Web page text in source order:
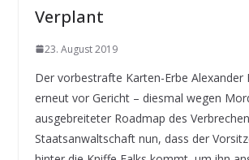
Verplant
23. August 2019
Der vorbestrafte Karten-Erbe Alexander
erneut vor Gericht – diesmal wegen
ausgebreiteter Roadmap des
Staatsanwaltschaft nun, dass der